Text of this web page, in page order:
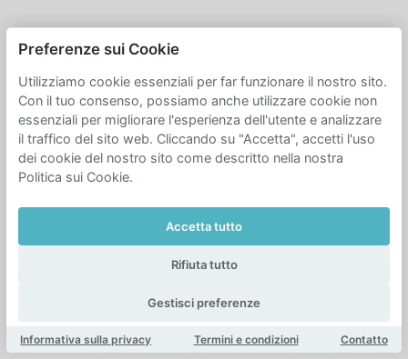
Preferenze sui Cookie
Utilizziamo cookie essenziali per far funzionare il nostro sito.
Con il tuo consenso, possiamo anche utilizzare cookie non
essenziali per migliorare l'esperienza dell'utente e analizzare
il traffico del sito web. Cliccando su "Accetta", accetti l'uso
dei cookie del nostro sito come descritto nella nostra
Politica sui Cookie.
Accetta tutto
Rifiuta tutto
Gestisci preferenze
Informativa sulla privacy Termini e condizioni Contatto